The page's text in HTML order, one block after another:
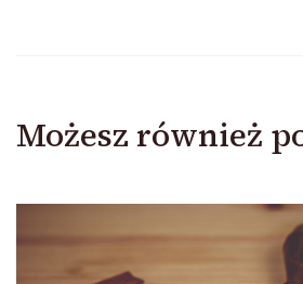
Możesz również